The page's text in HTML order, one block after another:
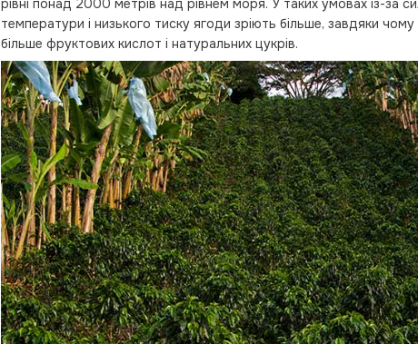
рівні понад 2000 метрів над рівнем моря. У таких умовах із-за
температури і низького тиску ягоди зріють більше, завдяки
більше фруктових кислот і натуральних цукрів.